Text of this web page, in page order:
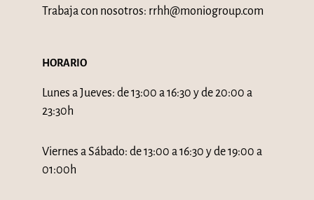
Trabaja con nosotros: rrhh@moniogroup.com
HORARIO
Lunes a Jueves: de 13:00 a 16:30 y de 20:00 a
23:30h
Viernes a Sábado: de 13:00 a 16:30 y de 19:00 a
01:00h